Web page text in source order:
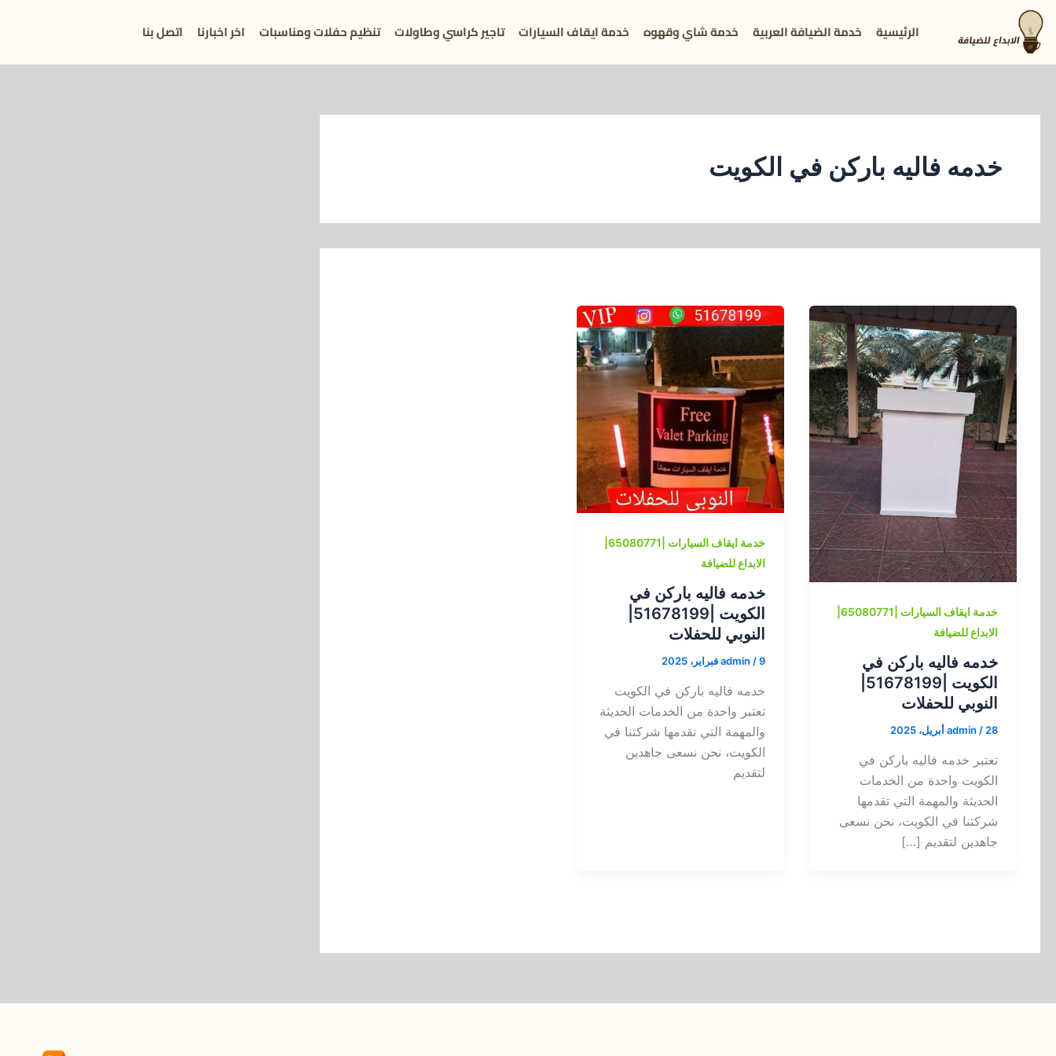
تخطي
إلى
المحتوى
الرئيسية خدمة الضيافة العربية خدمة شاي وقهوه خدمة ايقاف السيارات تاجير كراسي وطاولات تنظيم حفلات ومناسبات اخر اخبارنا اتصل بنا
خدمه فاليه باركن في الكويت
الابداع للضيافة
خدمه فاليه باركن في
النوبي للحفلات
admin /28 أبريل، 2025
تعتبر خدمه فاليه باركن في
الكويت واحدة من الخدمات
الحديثة والمهمة التي تقدمها
شركتنا في الكويت، نحن نسعى
جاهدين لتقديم […]
الابداع للضيافة
خدمه فاليه باركن في
النوبي للحفلات
admin /9 فبراير، 2025
خدمه فاليه باركن في الكويت
تعتبر واحدة من الخدمات الحديثة
والمهمة التي تقدمها شركتنا في
الكويت، نحن نسعى جاهدين
لتقديم